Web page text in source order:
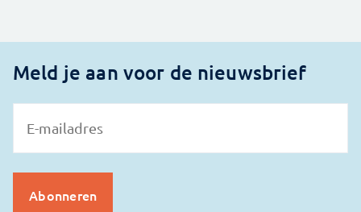
Meld je aan voor de nieuwsbrief